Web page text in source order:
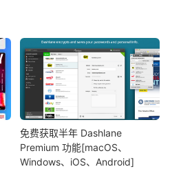
免费获取半年 Dashlane
Premium 功能[macOS、
Windows、iOS、Android]